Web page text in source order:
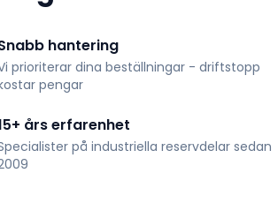
hantering
prioriterar dina beställningar - driftstopp
pengar
års erfarenhet
på industriella reservdelar sedan